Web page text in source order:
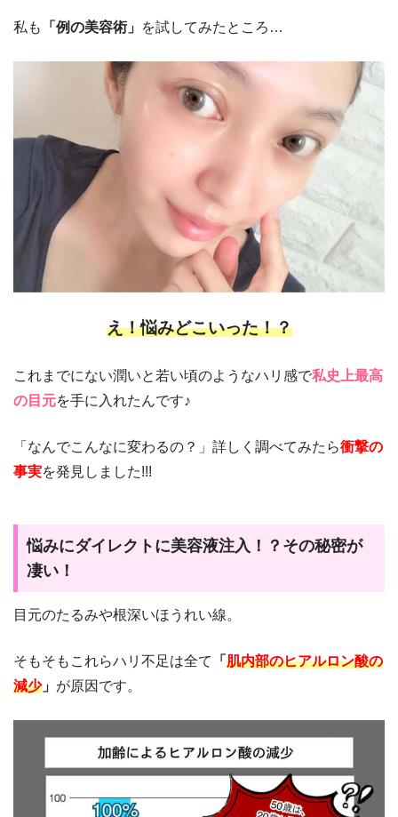
私も 「例の美容術」 を試してみたところ…
え！悩みどこいった！？
これまでにない潤いと若い頃のようなハリ感で私史上最高
の目元を手に入れたんです♪
「なんでこんなに変わるの？」詳しく調べてみたら衝撃の
事実を発見しました!!!
悩みにダイレクトに美容液注入！？その秘密が
凄い！
目元のたるみや根深いほうれい線。
そもそもこれらハリ不足は全て 「 肌内部のヒアルロン酸の
減少」 が原因です。